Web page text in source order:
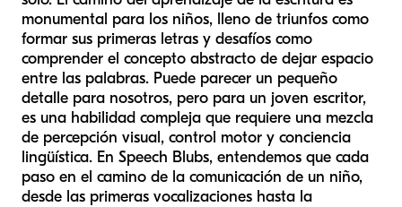
monumental para los niños, lleno de triunfos como
formar sus primeras letras y desafíos como
comprender el concepto abstracto de dejar espacio
entre las palabras. Puede parecer un pequeño
detalle para nosotros, pero para un joven escritor,
es una habilidad compleja que requiere una mezcla
de percepción visual, control motor y conciencia
lingüística. En Speech Blubs, entendemos que cada
paso en el camino de la comunicación de un niño,
desde las primeras vocalizaciones hasta la